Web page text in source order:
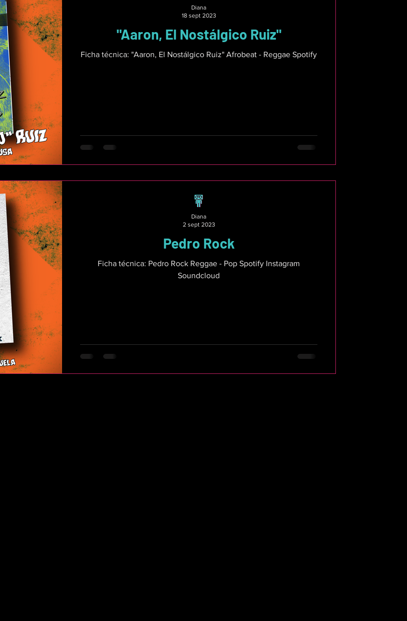
"Aaron, El Nostálgico Ruiz"
Ficha técnica: "Aaron, El Nostálgico Ruiz" Afrobeat - Reggae Spotify
Diana
18 sept 2023
Pedro Rock
Ficha técnica: Pedro Rock Reggae - Pop Spotify Instagram
Soundcloud
Diana
2 sept 2023